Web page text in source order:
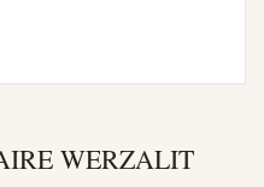
WERZALIT